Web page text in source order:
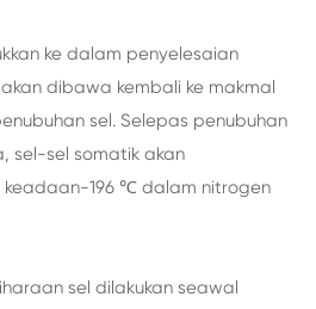
ke dalam penyelesaian
dibawa kembali ke makmal
sel. Selepas penubuhan
sel-sel somatik akan
196 ℃ dalam nitrogen
sel dilakukan seawal